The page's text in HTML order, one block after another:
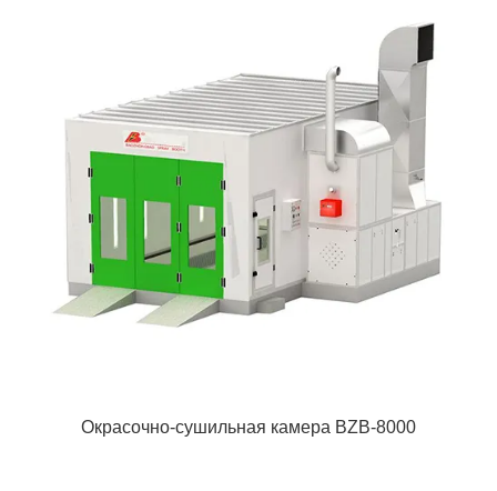
Окрасочно-сушильная камера BZB-8000